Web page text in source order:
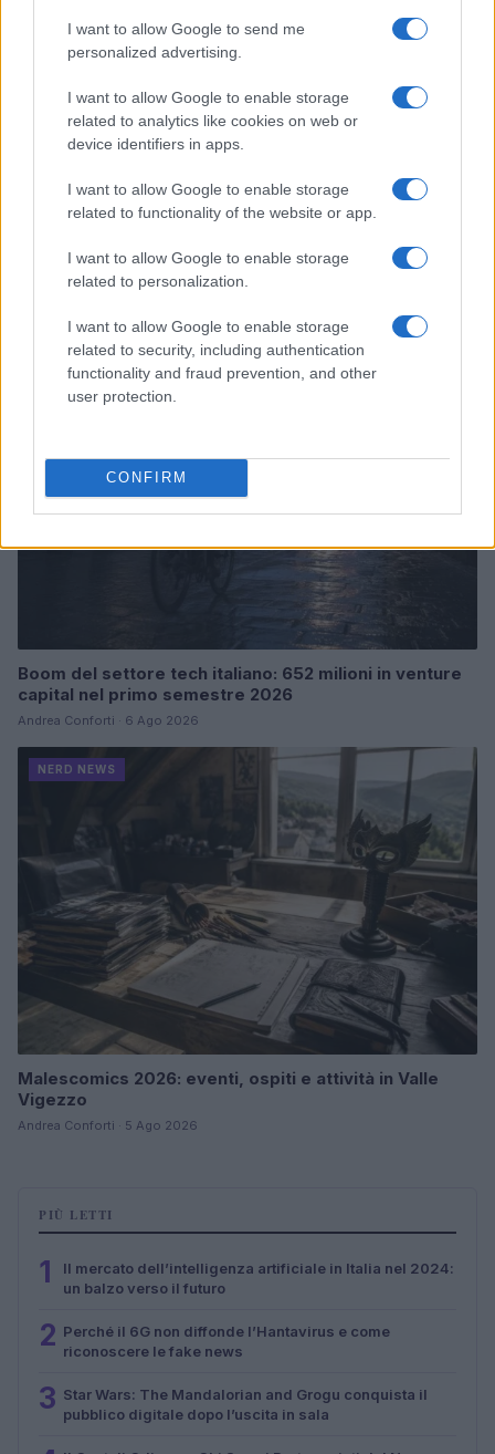
I want to allow Google to send me
personalized advertising.
I want to allow Google to enable storage
related to analytics like cookies on web or
device identifiers in apps.
I want to allow Google to enable storage
related to functionality of the website or app.
I want to allow Google to enable storage
related to personalization.
I want to allow Google to enable storage
related to security, including authentication
functionality and fraud prevention, and other
user protection.
CONFIRM
Pieve Comics 2026: tutto ciò che devi sapere
sull’evento nerd di Perugia
NERD NEWS
Boom del settore tech italiano: 652 milioni in venture
capital nel primo semestre 2026
Andrea Conforti · 6 Ago 2026
NERD NEWS
Malescomics 2026: eventi, ospiti e attività in Valle
Vigezzo
Andrea Conforti · 5 Ago 2026
PIÙ LETTI
1
Il mercato dell’intelligenza artificiale in Italia nel 2024:
un balzo verso il futuro
2 Perché il 6G non diffonde l’Hantavirus e come
riconoscere le fake news
3 Star Wars: The Mandalorian and Grogu conquista il
pubblico digitale dopo l’uscita in sala